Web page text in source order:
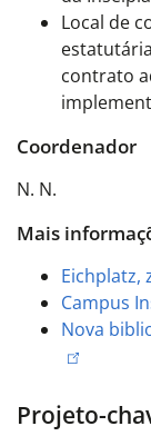
Local de
contrato
Coordenador
N. N.
Mais
Eichplatz,
Campus
Nova
Projeto-